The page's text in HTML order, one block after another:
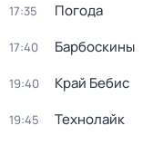
17:35 Погода
17:40 Барбоскины
19:40 Край Бебис
19:45 Технолайк